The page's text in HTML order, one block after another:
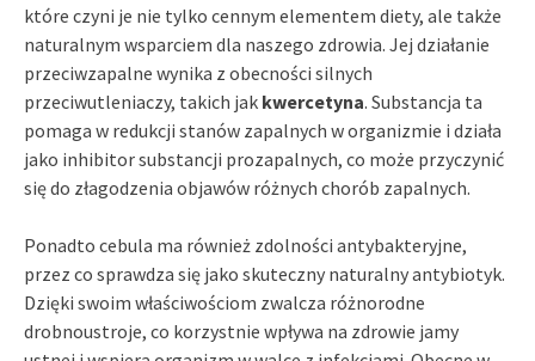
które czyni je nie tylko cennym elementem diety, ale także
naturalnym wsparciem dla naszego zdrowia. Jej działanie
przeciwzapalne wynika z obecności silnych
przeciwutleniaczy, takich jak kwercetyna. Substancja ta
pomaga w redukcji stanów zapalnych w organizmie i działa
jako inhibitor substancji prozapalnych, co może przyczynić
się do złagodzenia objawów różnych chorób zapalnych.
Ponadto cebula ma również zdolności antybakteryjne,
przez co sprawdza się jako skuteczny naturalny antybiotyk.
Dzięki swoim właściwościom zwalcza różnorodne
drobnoustroje, co korzystnie wpływa na zdrowie jamy